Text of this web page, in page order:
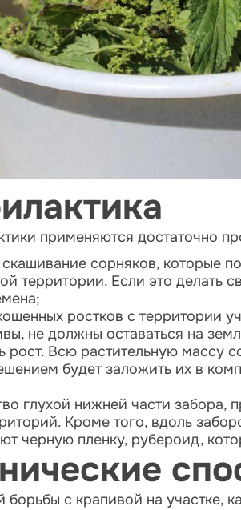
применяются достаточно
сорняков, которые
территории. Если это делать
ростков с территории
не должны оставаться на
рост. Всю растительную массу
будет заложить их в
глухой нижней части
Кроме того, вдоль
черную пленку, рубероид,
с крапивой на участке,